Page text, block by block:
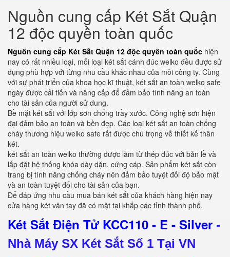
Nguồn cung cấp Két Sắt Quận
12 độc quyền toàn quốc
Nguồn cung cấp Két Sắt Quận 12 độc quyền toàn quốc hiện
nay có rất nhiều loại, mỗi loại két sắt cánh đúc welko đều được sử
dụng phù hợp với từng nhu cầu khác nhau của mỗi công ty. Cùng
với sự phát triển của khoa học kĩ thuật, két sắt an toàn welko safe
ngày được cải tiến và nâng cấp để đảm bảo tính năng an toàn
cho tài sản của người sử dung.
Bề mặt két sắt với lớp sơn chống trầy xước. Công nghệ sơn hiện
đại đảm bảo an toàn và bền đẹp. Các loại két sắt an toàn chống
cháy thương hiệu welko safe rất được chú trọng về thiết kế thân
két.
két sắt an toàn welko thường được làm từ thép đúc với bản lề và
lắp đặt hệ thống khóa dày dặn, cứng cáp. Sản phẩm két sắt còn
trang bị tính năng chống cháy nên đảm bảo tuyệt đối độ bảo mật
và an toàn tuyệt đối cho tài sản của bạn.
Để đáp ứng nhu cầu mua bán két sắt của khách hàng hiện nay
cửa hàng két vân tay đã có mặt tại khắp các tỉnh thành phố.
Két Sắt Điện Tử KCC110 - E - Silver -
Nhà Máy SX Két Sắt Số 1 Tại VN